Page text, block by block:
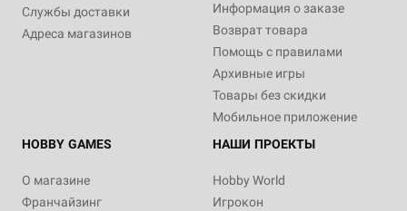
Службы доставки
Адреса магазинов
Информация о заказе
Возврат товара
Помощь с правилами
Архивные игры
Товары без скидки
Мобильное приложение
HOBBY GAMES
О магазине
Франчайзинг
НАШИ ПРОЕКТЫ
Hobby World
Игрокон